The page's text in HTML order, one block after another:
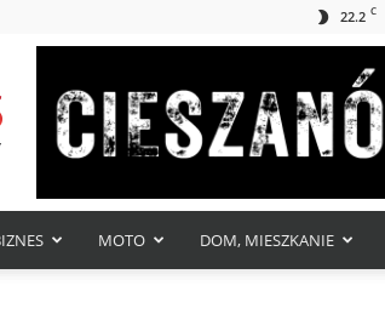
22.2 C
MOTO DOM, MIESZKANIE